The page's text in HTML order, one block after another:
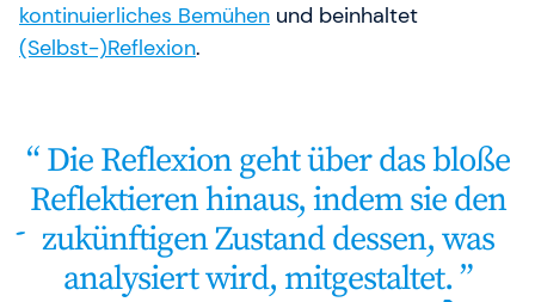
kontinuierliches Bemühen und beinhaltet
(Selbst-)Reflexion.
Die Reflexion geht über das bloße
Reflektieren hinaus, indem sie den
zukünftigen Zustand dessen, was
analysiert wird, mitgestaltet.